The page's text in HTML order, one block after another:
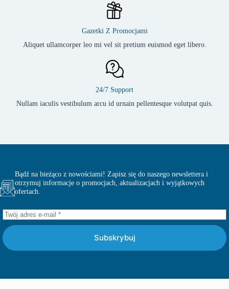
Gazetki Z Promocjami
Aliquet ullamcorper leo mi vel sit pretium euismod eget libero.
24/7 Support
Nullam iaculis vestibulum arcu id urnain pellentesque volutpat quis.
Bądź na bieżąco z nowościami! Zapisz się do naszego newslettera i
otrzymuj informacje o promocjach, aktualizacjach i wyjątkowych
ofertach.
Subskrybuj